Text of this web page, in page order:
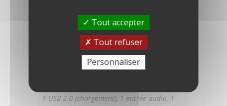
500 Go SSD
Carte graphique
HD Graphics 4600
1 USB 2.0 (chargement), 1 entrée audio, 1
Tout accepter
Tout refuser
Personnaliser